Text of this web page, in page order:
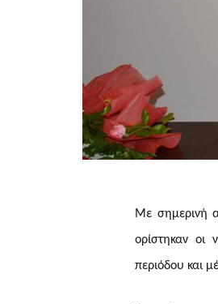
Mε σημερινή
ορίστηκαν οι
περιόδου και